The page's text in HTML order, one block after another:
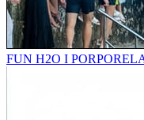
FUN H2O I